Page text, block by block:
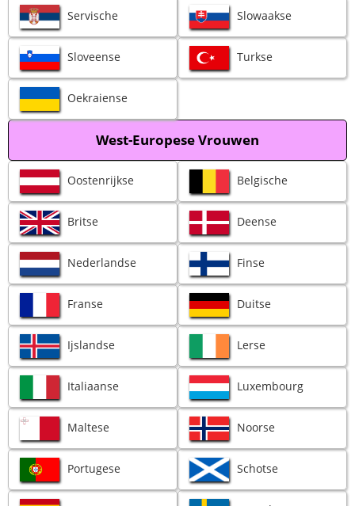
Servische Slowaakse
Sloveense Turkse
Oekraiense
West-Europese Vrouwen
Oostenrijkse Belgische
Britse Deense
Nederlandse Finse
Franse Duitse
Ijslandse Lerse
Italiaanse Luxembourg
Maltese Noorse
Portugese Schotse